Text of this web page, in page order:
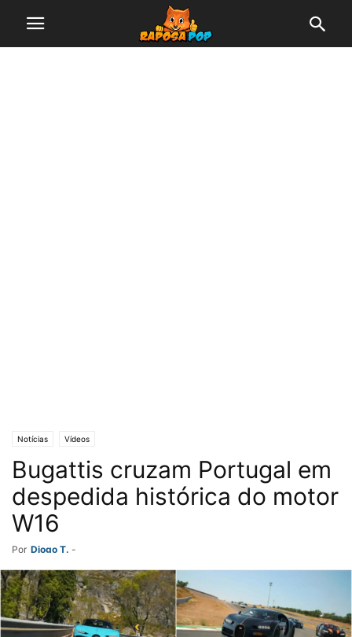
Notícias Vídeos
Bugattis cruzam Portugal em
despedida histórica do motor
W16
Por Diogo T. -